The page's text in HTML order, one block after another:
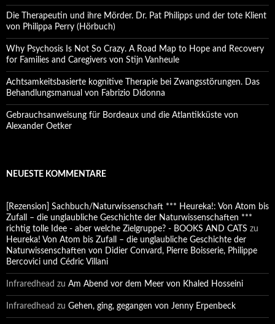
Die Therapeutin und ihre Mörder. Dr. Pat Philipps und der tote Klient
von Philippa Perry (Hörbuch)
Why Psychosis Is Not So Crazy. A Road Map to Hope and Recovery
for Families and Caregivers von Stijn Vanheule
Achtsamkeitsbasierte kognitive Therapie bei Zwangsstörungen. Das
Behandlungsmanual von Fabrizio Didonna
Gebrauchsanweisung für Bordeaux und die Atlantikküste von
Alexander Oetker
NEUESTE KOMMENTARE
[Rezension] Sachbuch/Naturwissenschaft *** Heureka!: Von Atom bis
Zufall – die unglaubliche Geschichte der Naturwissenschaften ***
richtig tolle Idee - aber welche Zielgruppe? - BOOKS AND CATS zu
Heureka! Von Atom bis Zufall – die unglaubliche Geschichte der
Naturwissenschaften von Didier Convard, Pierre Boisserie, Philippe
Bercovici und Cédric Villani
Infraredhead zu Am Abend vor dem Meer von Khaled Hosseini
Infraredhead zu Gehen, ging, gegangen von Jenny Erpenbeck